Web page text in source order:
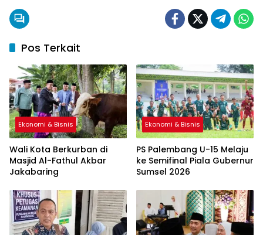
Pos Terkait
Ekonomi & Bisnis
Wali Kota Berkurban di
Masjid Al-Fathul Akbar
Jakabaring
Ekonomi & Bisnis
PS Palembang U-15 Melaju
ke Semifinal Piala Gubernur
Sumsel 2026